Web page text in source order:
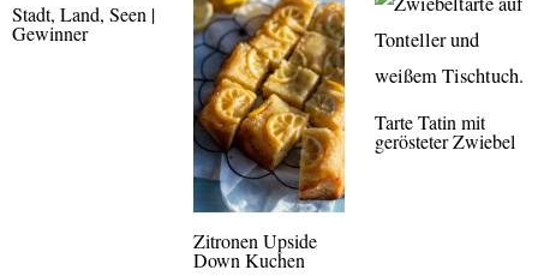
Stadt, Land, Seen |
Gewinner
Zitronen Upside
Down Kuchen
Tarte Tatin mit
gerösteter Zwiebel